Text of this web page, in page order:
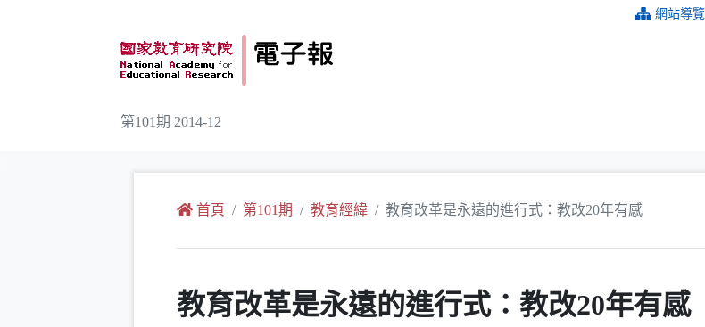
網站導覽
第101期 2014-12
首頁 第101期 教育經緯 教育改革是永遠的進行式：教改20年有感
教育改革是永遠的進行式：教改20年有感